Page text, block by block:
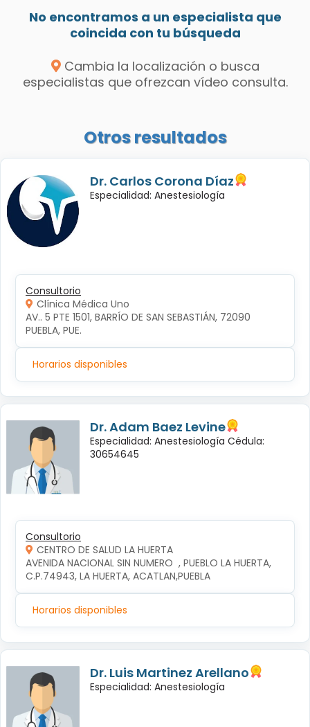
No encontramos a un especialista que
coincida con tu búsqueda
Cambia la localización o busca
especialistas que ofrezcan vídeo consulta.
Otros resultados
Dr. Carlos Corona Díaz
Especialidad: Anestesiología
Consultorio
Clínica Médica Uno
AV.. 5 PTE 1501, BARRÍO DE SAN SEBASTIÁN, 72090
PUEBLA, PUE.
Horarios disponibles
Dr. Adam Baez Levine
Especialidad: Anestesiología Cédula:
30654645
Consultorio
CENTRO DE SALUD LA HUERTA
AVENIDA NACIONAL SIN NUMERO  , PUEBLO LA HUERTA,
C.P.74943, LA HUERTA, ACATLAN,PUEBLA
Horarios disponibles
Dr. Luis Martinez Arellano
Especialidad: Anestesiología